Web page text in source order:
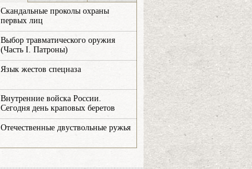
Скандальные проколы охраны
первых лиц
Выбор травматического оружия
(Часть I. Патроны)
Язык жестов спецназа
Внутренние войска России.
Сегодня день краповых беретов
Отечественные двуствольные ружья